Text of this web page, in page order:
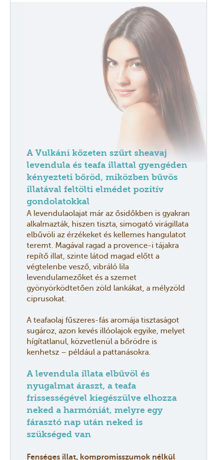
A Vulkáni kőzeten szűrt sheavaj
levendula és teafa illattal gyengéden
kényezteti bőröd, miközben bűvös
illatával feltölti elmédet pozitív
gondolatokkal
A levendulaolajat már az ősidőkben is gyakran
alkalmazták, hiszen tiszta, simogató virágillata
elbűvöli az érzékeket és kellemes hangulatot
teremt. Magával ragad a provence-i tájakra
repítő illat, szinte látod magad előtt a
végtelenbe vesző, vibráló lila
levendulamezőket és a szemet
gyönyörködtetően zöld lankákat, a mélyzöld
ciprusokat.
A teafaolaj fűszeres-fás aromája tisztaságot
sugároz, azon kevés illóolajok egyike, melyet
hígítatlanul, közvetlenül a bőrödre is
kenhetsz – például a pattanásokra.
A levendula illata elbűvöl és
nyugalmat áraszt, a teafa
frissességével kiegészülve elhozza
neked a harmóniát, melyre egy
fárasztó nap után neked is
szükséged van
Fenséges illat, kompromisszumok nélkül